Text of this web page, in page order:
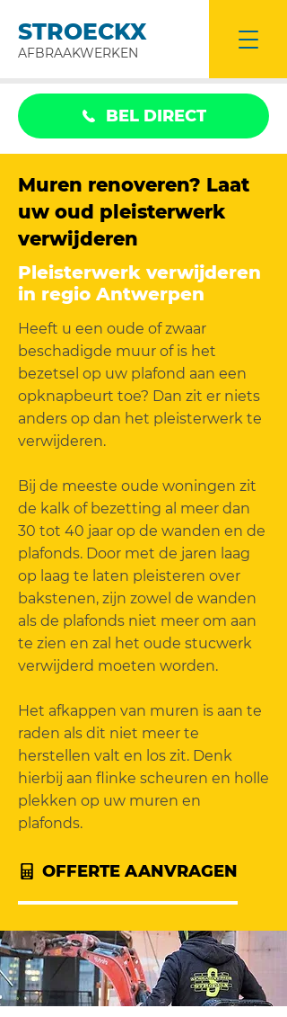
STROECKX
AFBRAAKWERKEN
BEL DIRECT
Muren renoveren? Laat
uw oud pleisterwerk
verwijderen
Pleisterwerk verwijderen
in regio Antwerpen
Heeft u een oude of zwaar
beschadigde muur of is het
bezetsel op uw plafond aan een
opknapbeurt toe? Dan zit er niets
anders op dan het pleisterwerk te
verwijderen.
Bij de meeste oude woningen zit
de kalk of bezetting al meer dan
30 tot 40 jaar op de wanden en de
plafonds. Door met de jaren laag
op laag te laten pleisteren over
bakstenen, zijn zowel de wanden
als de plafonds niet meer om aan
te zien en zal het oude stucwerk
verwijderd moeten worden.
Het afkappen van muren is aan te
raden als dit niet meer te
herstellen valt en los zit. Denk
hierbij aan flinke scheuren en holle
plekken op uw muren en
plafonds.
OFFERTE AANVRAGEN